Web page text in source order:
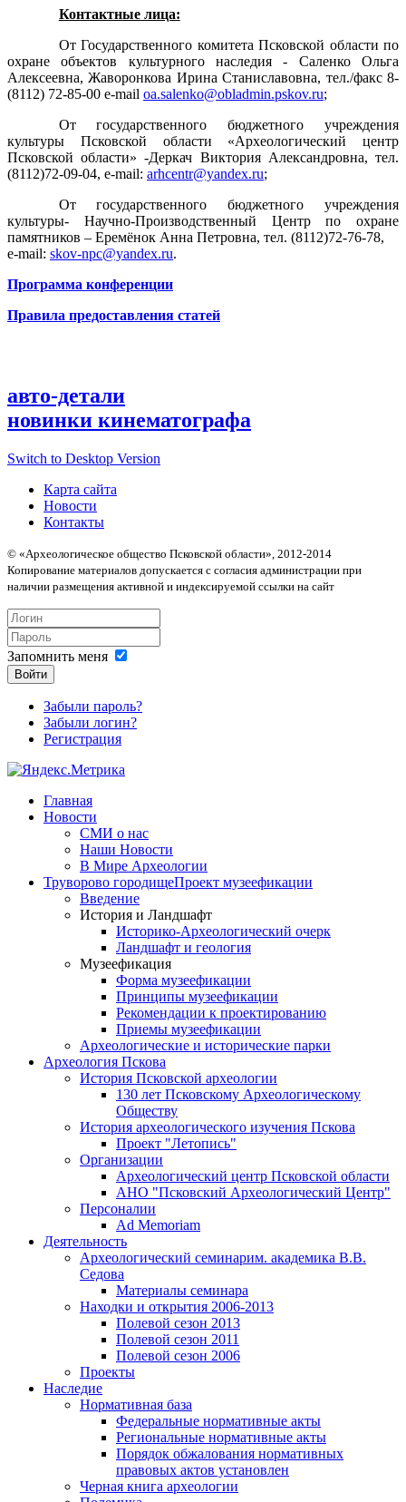
Контактные лица:
От Государственного комитета Псковской области по
охране объектов культурного наследия - Саленко Ольга
Алексеевна, Жаворонкова Ирина Станиславовна, тел./факс 8-
(8112) 72-85-00 e-mail oa.salenko@obladmin.pskov.ru;
От государственного бюджетного учреждения
культуры Псковской области «Археологический центр
Псковской области» -Деркач Виктория Александровна, тел.
(8112)72-09-04, e-mail: arhcentr@yandex.ru;
От государственного бюджетного учреждения
культуры- Научно-Производственный Центр по охране
памятников – Еремёнок Анна Петровна, тел. (8112)72-76-78,
e-mail: skov-npc@yandex.ru.
Программа конференции
Правила предоставления статей
авто-детали
новинки кинематографа
Switch to Desktop Version
Карта сайта
Новости
Контакты
© «Археологическое общество Псковской области», 2012-2014
Копирование материалов допускается с согласия администрации при
наличии размещения активной и индексируемой ссылки на сайт
Запомнить меня
Войти
Забыли пароль?
Забыли логин?
Регистрация
Главная
Новости
СМИ о нас
Наши Новости
В Мире Археологии
Труворово городищеПроект музеефикации
Введение
История и Ландшафт
Историко-Археологический очерк
Ландшафт и геология
Музеефикация
Форма музеефикации
Принципы музеефикации
Рекомендации к проектированию
Приемы музеефикации
Археологические и исторические парки
Археология Пскова
История Псковской археологии
130 лет Псковскому Археологическому
Обществу
История археологического изучения Пскова
Проект "Летопись"
Организации
Археологический центр Псковской области
АНО "Псковский Археологический Центр"
Персоналии
Ad Memoriam
Деятельность
Археологический семинарим. академика В.В.
Седова
Материалы семинара
Находки и открытия 2006-2013
Полевой сезон 2013
Полевой сезон 2011
Полевой сезон 2006
Проекты
Наследие
Нормативная база
Федеральные нормативные акты
Региональные нормативные акты
Порядок обжалования нормативных
правовых актов установлен
Черная книга археологии